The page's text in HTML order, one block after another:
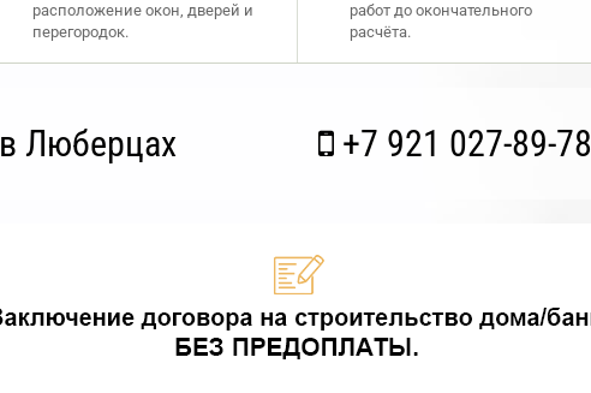
расположение окон, дверей и
перегородок.
работ до окончательного
расчёта.
Люберцах +7 921 027-89-78